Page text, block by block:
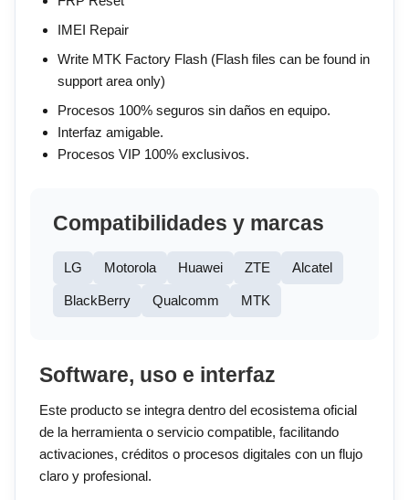
IMEI Repair
Write MTK Factory Flash (Flash files can be found in
support area only)
Procesos 100% seguros sin daños en equipo.
Interfaz amigable.
Procesos VIP 100% exclusivos.
Compatibilidades y marcas
LG Motorola Huawei ZTE Alcatel
BlackBerry Qualcomm MTK
Software, uso e interfaz
Este producto se integra dentro del ecosistema oficial
de la herramienta o servicio compatible, facilitando
activaciones, créditos o procesos digitales con un flujo
claro y profesional.